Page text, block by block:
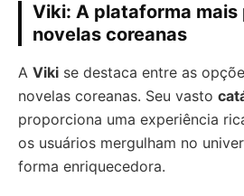
Viki: A plataforma mais
novelas coreanas
A Viki se destaca entre as
novelas coreanas. Seu vasto
proporciona uma experiência
os usuários mergulham no
forma enriquecedora.